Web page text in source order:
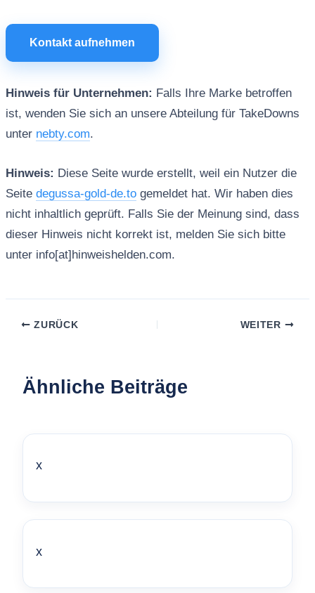
Kontakt aufnehmen
Hinweis für Unternehmen: Falls Ihre Marke betroffen
ist, wenden Sie sich an unsere Abteilung für TakeDowns
unter nebty.com.
Hinweis: Diese Seite wurde erstellt, weil ein Nutzer die
Seite degussa-gold-de.togemeldet hat. Wir haben dies
nicht inhaltlich geprüft. Falls Sie der Meinung sind, dass
dieser Hinweis nicht korrekt ist, melden Sie sich bitte
unter info[at]hinweishelden.com.
ZURÜCK WEITER
Ähnliche Beiträge
x
x